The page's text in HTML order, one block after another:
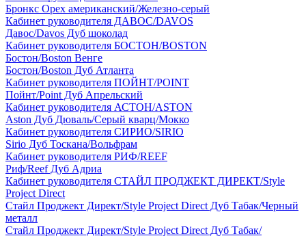
Бронкс Орех американский/Железно-серый
Кабинет руководителя ДАВОС/DAVOS
Давос/Davos Дуб шоколад
Кабинет руководителя БОСТОН/BOSTON
Бостон/Boston Венге
Бостон/Boston Дуб Атланта
Кабинет руководителя ПОЙНТ/POINT
Пойнт/Point Дуб Апрельский
Кабинет руководителя АСТОН/ASTON
Aston Дуб Дюваль/Серый кварц/Мокко
Кабинет руководителя СИРИО/SIRIO
Sirio Дуб Тоскана/Вольфрам
Кабинет руководителя РИФ/REEF
Риф/Reef Дуб Адриа
Кабинет руководителя СТАЙЛ ПРОДЖЕКТ ДИРЕКТ/Style
Project Direct
Стайл Проджект Директ/Style Project Direct Дуб Табак/Черный
металл
Стайл Проджект Директ/Style Project Direct Дуб Табак/